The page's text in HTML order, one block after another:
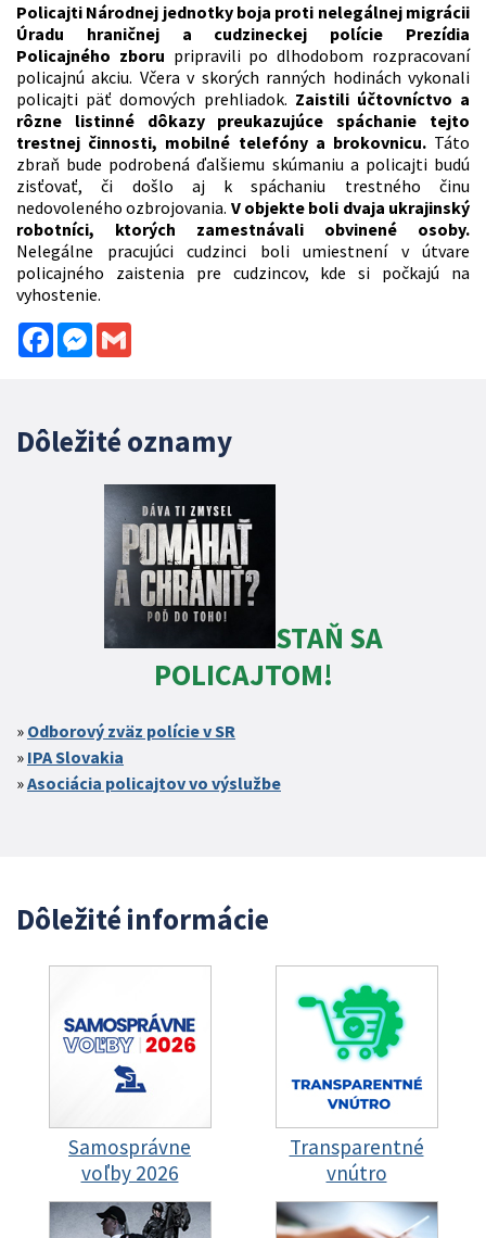
Policajti Národnej jednotky boja proti nelegálnej migrácii
Úradu hraničnej a cudzineckej polície Prezídia
Policajného zboru pripravili po dlhodobom rozpracovaní
policajnú akciu. Včera v skorých ranných hodinách vykonali
policajti päť domových prehliadok. Zaistili účtovníctvo a
rôzne listinné dôkazy preukazujúce spáchanie tejto
trestnej činnosti, mobilné telefóny a brokovnicu.Táto
zbraň bude podrobená ďalšiemu skúmaniu a policajti budú
zisťovať, či došlo aj k spáchaniu trestného činu
nedovoleného ozbrojovania. V objekte boli dvaja ukrajinský
robotníci, ktorých zamestnávali obvinené osoby.
Nelegálne pracujúci cudzinci boli umiestnení v útvare
policajného zaistenia pre cudzincov, kde si počkajú na
vyhostenie.
FacebookMessenger
Dôležité oznamy
STAŇ SA
POLICAJTOM!
Odborový zväz polície v SR
IPA Slovakia
Asociácia policajtov vo výslužbe
Dôležité informácie
Samosprávne
voľby 2026
Transparentné
vnútro